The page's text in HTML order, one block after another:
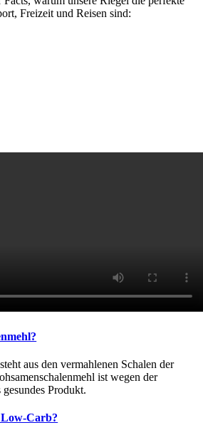
Freizeit und Reisen sind:
aus den vermahlenen Schalen der
ist wegen der
Produkt.
Carb?